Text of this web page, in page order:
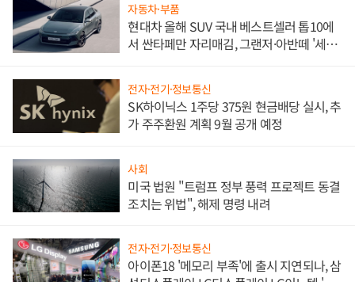
자동차·부품
현대차 올해 SUV 국내 베스트셀러 톱10에
서 싼타페만 자리매김, 그랜저·아반떼 '세단
전자·전기·정보통신
SK하이닉스 1주당 375원 현금배당 실시, 추
가 주주환원 계획 9월 공개 예정
사회
미국 법원 "트럼프 정부 풍력 프로젝트 동결
조치는 위법", 해제 명령 내려
전자·전기·정보통신
아이폰18 '메모리 부족'에 출시 지연되나, 삼